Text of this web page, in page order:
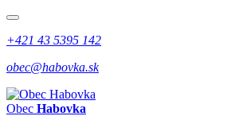
+421 43 5395 142
obec@habovka.sk
Obec Habovka